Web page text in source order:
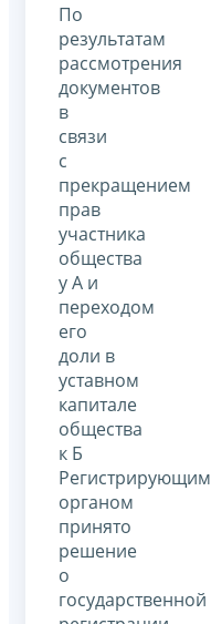
По
результатам
рассмотрения
документов
в
связи
с
прекращением
прав
участника
общества
у А и
переходом
его
доли в
уставном
капитале
общества
к Б
Регистрирующим
органом
принято
решение
о
государственной